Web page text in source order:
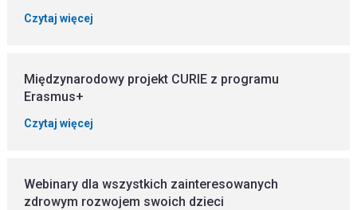
Czytaj więcej
Międzynarodowy projekt CURIE z programu
Erasmus+
Czytaj więcej
Webinary dla wszystkich zainteresowanych
zdrowym rozwojem swoich dzieci